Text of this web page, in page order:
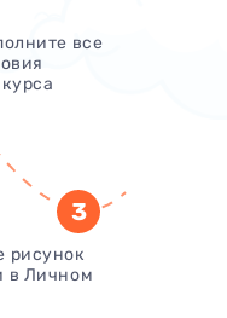
все
3
рисунок
в Личном